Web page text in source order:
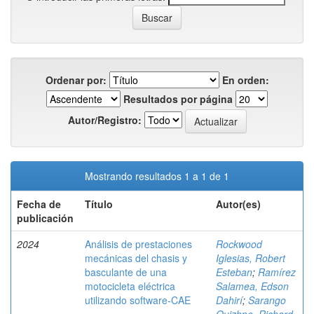
Ordenar por:
En orden:
Resultados por página
Autor/Registro:
Mostrando resultados 1 a 1 de 1
Fecha de
publicación
Título Autor(es)
2024
Análisis de prestaciones
mecánicas del chasis y
basculante de una
motocicleta eléctrica
utilizando software-CAE
Rockwood
Iglesias, Robert
Esteban; Ramírez
Salamea, Edson
Dahirí; Sarango